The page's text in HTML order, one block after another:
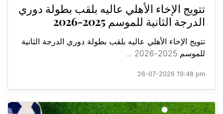
تتويج الإخاء الأهلي عاليه بلقب بطولة دوري
الدرجة الثانية للموسم 2025-2026
تتويج الإخاء الأهلي عاليه بلقب بطولة دوري الدرجة الثانية
للموسم 2025-2026 ...
26-07-2026 19:48 pm